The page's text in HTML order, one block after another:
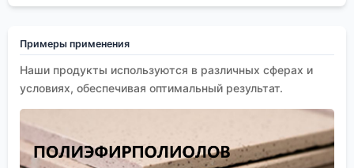
Примеры применения
Наши продукты используются в различных сферах и
условиях, обеспечивая оптимальный результат.